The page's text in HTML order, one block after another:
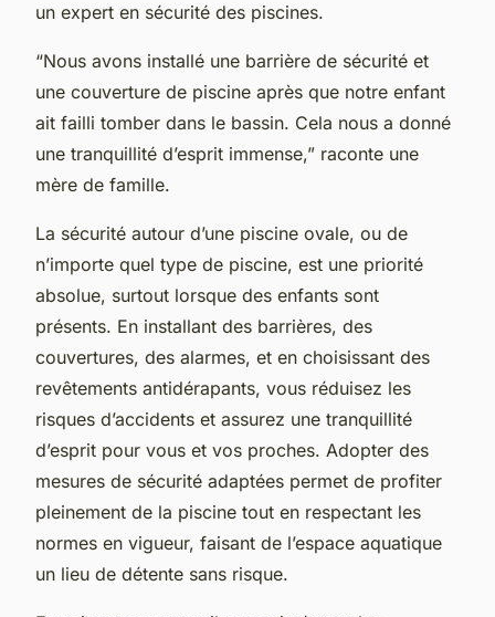
un expert en sécurité des piscines.
“Nous avons installé une barrière de sécurité et
une couverture de piscine après que notre enfant
ait failli tomber dans le bassin. Cela nous a donné
une tranquillité d’esprit immense,” raconte une
mère de famille.
La sécurité autour d’une piscine ovale, ou de
n’importe quel type de piscine, est une priorité
absolue, surtout lorsque des enfants sont
présents. En installant des barrières, des
couvertures, des alarmes, et en choisissant des
revêtements antidérapants, vous réduisez les
risques d’accidents et assurez une tranquillité
d’esprit pour vous et vos proches. Adopter des
mesures de sécurité adaptées permet de profiter
pleinement de la piscine tout en respectant les
normes en vigueur, faisant de l’espace aquatique
un lieu de détente sans risque.